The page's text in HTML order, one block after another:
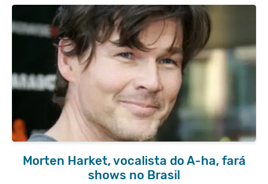
Morten Harket, vocalista do A-ha, fará
shows no Brasil